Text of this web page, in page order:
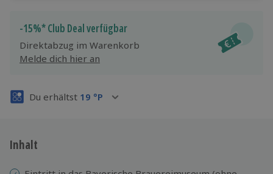
Jeder Gutschein für alle Erlebnisse einlösbar.
Maximale Sicherheit
3 Jahre gültig & verlängerbar.
-15%* Club Deal verfügbar
Direktabzug im Warenkorb
Melde dich hier an
Du erhältst 19 °P
Inhalt